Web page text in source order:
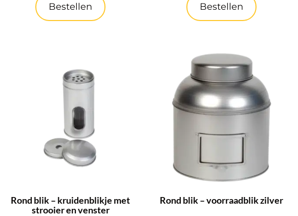
Bestellen Bestellen
Rond blik – kruidenblikje met
strooier en venster
Rond blik – voorraadblik zilver